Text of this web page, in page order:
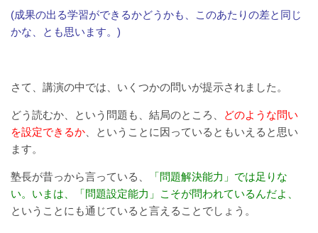
(成果の出る学習ができるかどうかも、このあたりの差と同じ
かな、とも思います。)
さて、講演の中では、いくつかの問いが提示されました。
どう読むか、という問題も、結局のところ、
どのような問い
を設定できるか 、ということに因っているともいえると思い
ます。
塾長が昔っから言っている、
「問題解決能力」では足りな
い。いまは、「問題設定能力」こそが問われているんだよ、
ということにも通じていると言えることでしょう。